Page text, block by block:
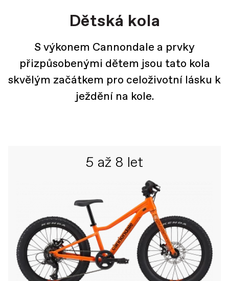
Dětská kola
S výkonem Cannondale a prvky
přizpůsobenými dětem jsou tato kola
skvělým začátkem pro celoživotní lásku k
ježdění na kole.
5 až 8 let